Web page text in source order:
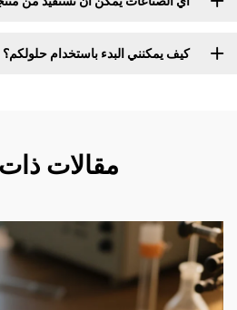
كيف يمكنني البدء باستخدام حلولكم؟
مقالات